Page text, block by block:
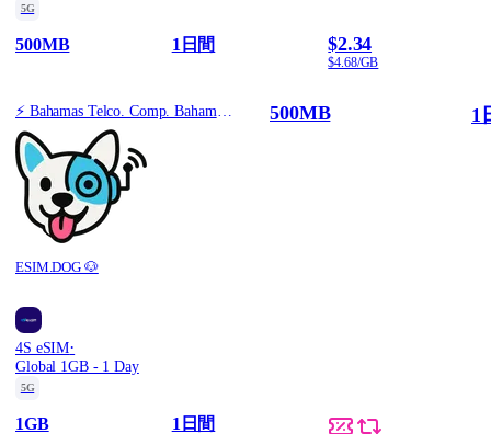
5G
500MB 1日間 $2.34
$4.68/GB
ESIM.DOG 🐶
500MB 1
4S eSIM·
Global 1GB - 1 Day
5G
1GB 1日間